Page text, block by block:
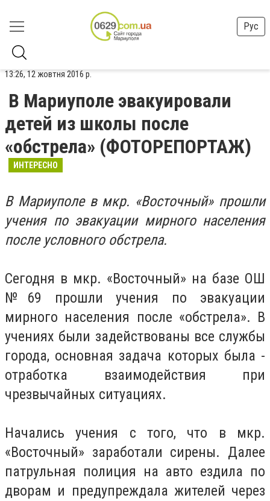
Рус
13:26, 12 жовтня 2016 р.
В Мариуполе эвакуировали
детей из школы после
«обстрела» (ФОТОРЕПОРТАЖ)
ИНТЕРЕСНО
В Мариуполе в мкр. «Восточный» прошли
учения по эвакуации мирного населения
после условного обстрела.
Сегодня в мкр. «Восточный» на базе ОШ
№69 прошли учения по эвакуации
мирного населения после «обстрела». В
учениях были задействованы все службы
города, основная задача которых была -
отработка взаимодействия при
чрезвычайных ситуациях.
Начались учения с того, что в мкр.
«Восточный» заработали сирены. Далее
патрульная полиция на авто ездила по
дворам и предупреждала жителей через